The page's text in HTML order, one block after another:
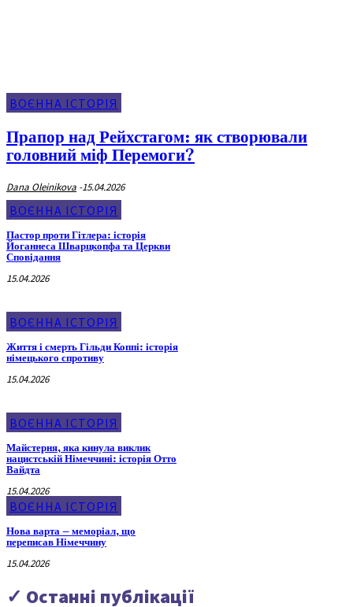
ВОЄННА ІСТОРІЯ
Прапор над Рейхстагом: як створювали
головний міф Перемоги?
Dana Oleinikova -15.04.2026
ВОЄННА ІСТОРІЯ
Пастор проти Гітлера: історія
Йоганнеса Шварцкопфа та Церкви
Сповідання
15.04.2026
ВОЄННА ІСТОРІЯ
Життя і смерть Гільди Коппі: історія
німецького спротиву
15.04.2026
ВОЄННА ІСТОРІЯ
Майстерня, яка кинула виклик
нацистській Німеччині: історія Отто
Вайдта
15.04.2026
ВОЄННА ІСТОРІЯ
Нова варта – меморіал, що
переписав Німеччину
15.04.2026
✓ Останні публікації